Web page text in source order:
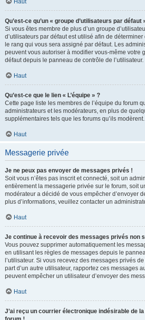
Haut
Qu’est-ce qu’un « groupe d’utilisateurs par défaut
Si vous êtes membre de plus d’un groupe
d’utilisateurs par défaut est utilisé afin de
le rang qui vous sera assigné par défaut. Les
peuvent vous autoriser à modifier vous-même votre
défaut depuis le panneau de contrôle de l’utilisateur.
Haut
Qu’est-ce que le lien « L’équipe » ?
Cette page liste les membres de l’équipe du forum
administrateurs et les modérateurs, en plus de
supplémentaires tels que les forums qu’ils modèrent.
Haut
Messagerie privée
Je ne peux pas envoyer de messages privés !
Soit vous n’êtes pas inscrit et connecté, soit un
entièrement la messagerie privée sur le forum, soit
modérateur a décidé de vous empêcher d’envoyer
plus d’informations, veuillez contacter un
Haut
Je continue à recevoir des messages privés non
Vous pouvez supprimer automatiquement les
en utilisant les règles de messages depuis le
l’utilisateur. Si vous recevez des messages privés
part d’un autre utilisateur, rapportez ces messages
peuvent empêcher un utilisateur d’envoyer des
Haut
J’ai reçu un courrier électronique indésirable de